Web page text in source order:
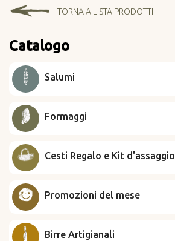
TORNA A LISTA PRODOTTI
Catalogo
Salumi
Formaggi
Cesti Regalo e Kit d'assaggio
Promozioni del mese
Birre Artigianali